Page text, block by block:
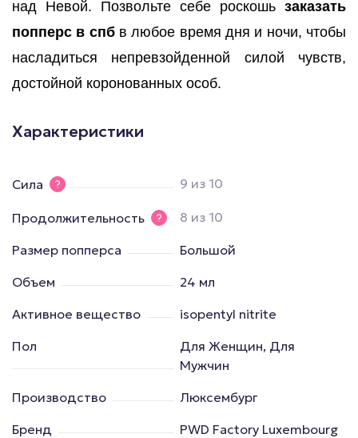
над Невой. Позвольте себе роскошь заказать
попперс в спбв любое время дня и ночи, чтобы
насладиться непревзойденной силой чувств,
достойной коронованных особ.
Характеристики
Сила 9 из 10
Продолжительность 8 из 10
Размер попперса
Большой
Объем
24 мл
Активное вещество
isopentyl nitrite
Пол
Для Женщин, Для
Мужчин
Производство
Люксембург
Бренд
PWD Factory Luxembourg